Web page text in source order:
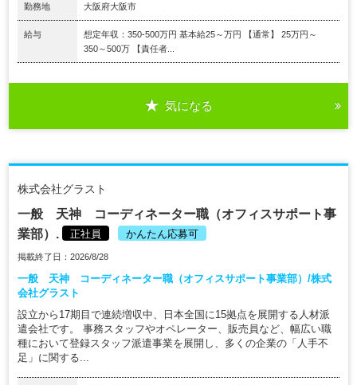
勤務地 大阪府大阪市
給与
想定年収：350-500万円 基本給25～万円 【通常】 25万円～
350～500万 【責任者...
気になる
株式会社グラスト
一般 天神 コーディネーター職（オフィスサポート事
業部）.
正社員 かんたん応募可
掲載終了日：2026/8/28
一般 天神 コーディネーター職（オフィスサポート事業部）/株式
会社グラスト
設立から17期目で連続増収中、日本全国に15拠点を展開する人材派
遣会社です。 事務スタッフやオペレーター、販売員など、幅広い職
種において登録スタッフ派遣事業を展開し、多くの企業の「人手不
足」に関する...